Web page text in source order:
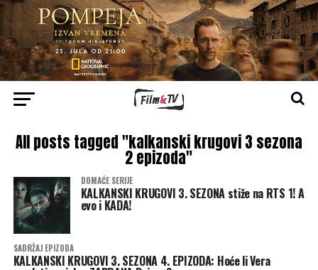
All posts tagged "kalkanski krugovi 3 sezona
2 epizoda"
DOMAĆE SERIJE
KALKANSKI KRUGOVI 3. SEZONA stiže na RTS 1! A
evo i KADA!
SADRŽAJ EPIZODA
KALKANSKI KRUGOVI 3. SEZONA 4. EPIZODA: Hoće li Vera